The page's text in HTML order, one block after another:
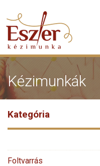
Kézimunkák
Kategória
Foltvarrás